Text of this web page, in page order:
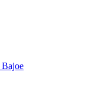
Bajoe